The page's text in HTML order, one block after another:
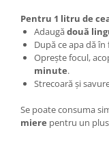
Pentru 1 litru de
Adaugădouă
După ce apa dă
Oprește focul,
minute.
Strecoară și
Se poate consuma
miere pentru un